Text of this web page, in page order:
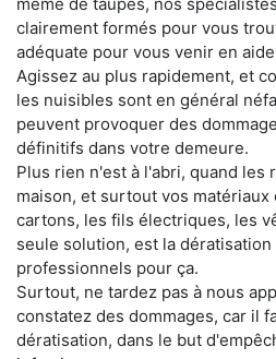
clairement formés pour vous
adéquate pour vous venir en
Agissez au plus rapidement, et
les nuisibles sont en général
peuvent provoquer des
définitifs dans votre demeure.
Plus rien n'est à l'abri, quand les
maison, et surtout vos matériaux
cartons, les fils électriques, les
seule solution, est la
professionnels pour ça.
Surtout, ne tardez pas à nous
constatez des dommages, car il
dératisation, dans le but